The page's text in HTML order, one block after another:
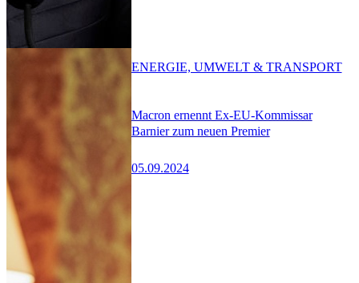
Macron ernennt Ex-EU-Kommissar
Barnier zum neuen Premier
05.09.2024
ENERGIE, UMWELT & TRANSPORT